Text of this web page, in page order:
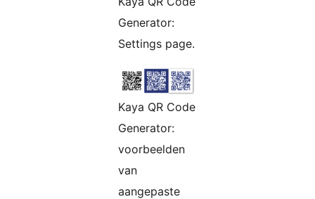
Generator:
Settings page.
Kaya QR Code
Generator:
voorbeelden
van
aangepaste